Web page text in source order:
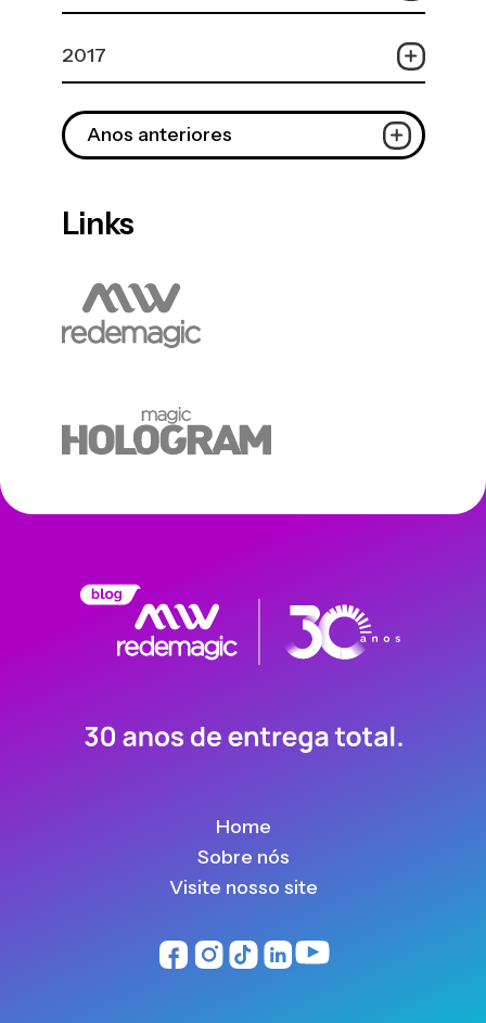
2017
Anos anteriores
Links
Home
Sobre nós
Visite nosso site